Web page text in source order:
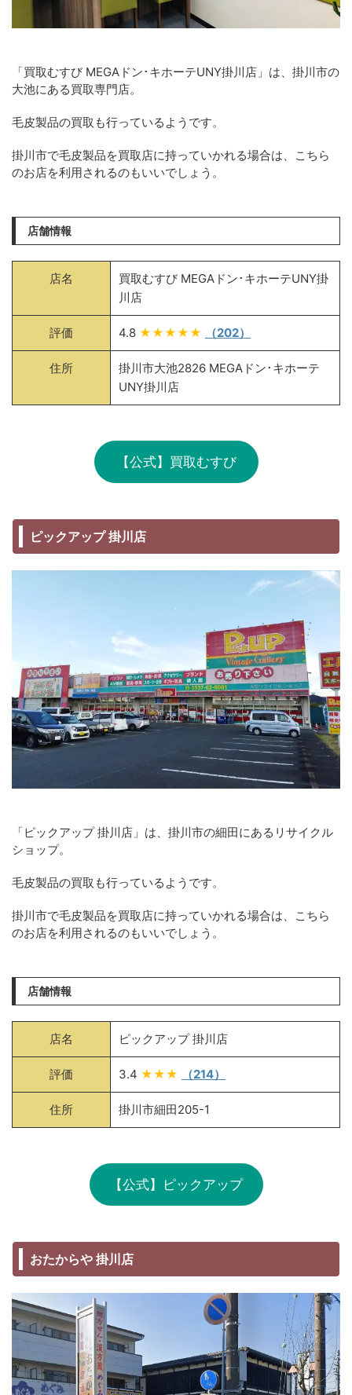
「買取むすび MEGAドン･キホーテUNY掛川店」は、掛川市の
大池にある買取専門店。
毛皮製品の買取も行っているようです。
掛川市で毛皮製品を買取店に持っていかれる場合は、こちら
のお店を利用されるのもいいでしょう。
店舗情報
店名
買取むすび MEGAドン･キホーテUNY掛
川店
評価 4.8 ★★★★★ （202）
住所
掛川市大池2826 MEGAドン･キホーテ
UNY掛川店
【公式】買取むすび
ピックアップ 掛川店
「ピックアップ 掛川店」は、掛川市の細田にあるリサイクル
ショップ。
毛皮製品の買取も行っているようです。
掛川市で毛皮製品を買取店に持っていかれる場合は、こちら
のお店を利用されるのもいいでしょう。
店舗情報
店名 ピックアップ 掛川店
評価 3.4 ★★★ （214）
住所 掛川市細田205-1
【公式】ピックアップ
おたからや 掛川店